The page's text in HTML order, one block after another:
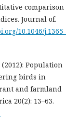
comparison
Journal of.
10.1046/j.1365-
(2012): Population
birds in
and farmland
20(2): 13–63.